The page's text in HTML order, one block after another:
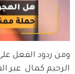
ومن ردود الفعل
الرحيم كمال  عبر